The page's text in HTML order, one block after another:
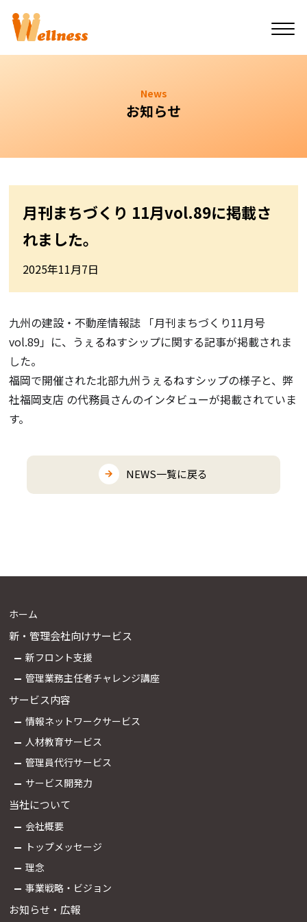
News
お知らせ
月刊まちづくり 11月vol.89に掲載さ
れました。
2025年11月7日
九州の建設・不動産情報誌 「月刊まちづくり11月号
vol.89」に、うぇるねすシップに関する記事が掲載されま
した。
福岡で開催された北部九州うぇるねすシップの様子と、弊
社福岡支店 の代務員さんのインタビューが掲載されていま
す。
NEWS一覧に戻る
ホーム
新・管理会社向けサービス
新フロント支援
管理業務主任者チャレンジ講座
サービス内容
情報ネットワークサービス
人材教育サービス
管理員代行サービス
サービス開発力
当社について
会社概要
トップメッセージ
理念
事業戦略・ビジョン
お知らせ・広報